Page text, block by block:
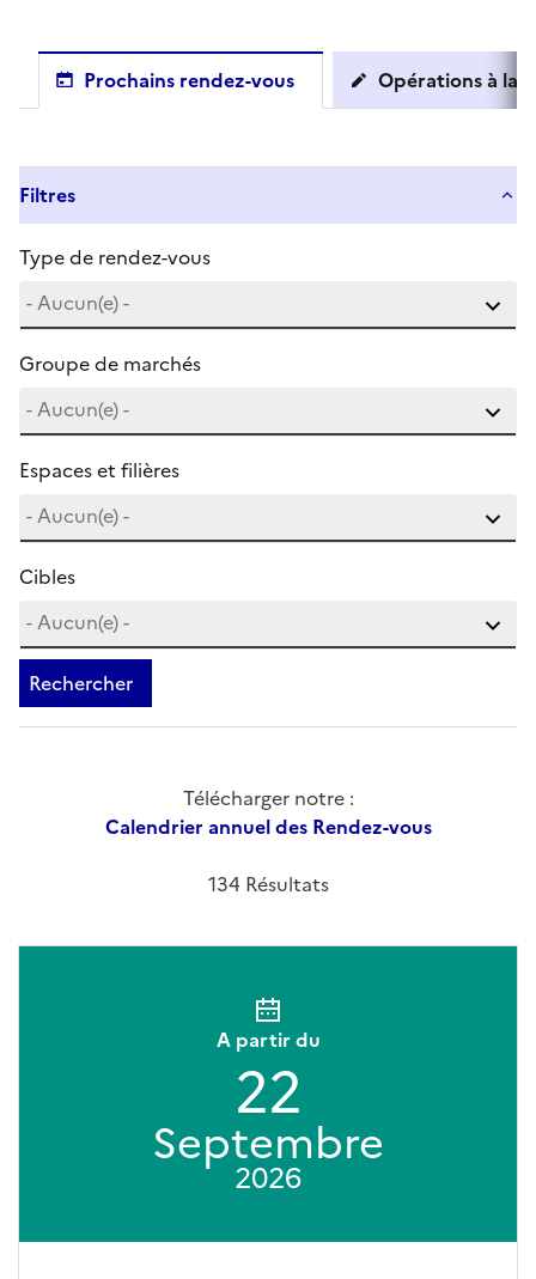
Prochains rendez-vous Opérations à la
Filtres
Type de rendez-vous
Groupe de marchés
Espaces et filières
Cibles
Rechercher
Télécharger notre :
Calendrier annuel des Rendez-vous
134 Résultats
A partir du
22
Septembre
2026